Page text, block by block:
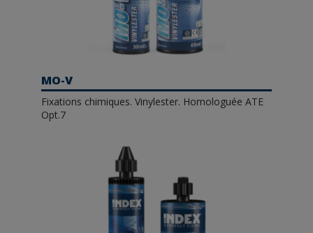
MO-V
Fixations chimiques. Vinylester. Homologuée ATE
Opt.7